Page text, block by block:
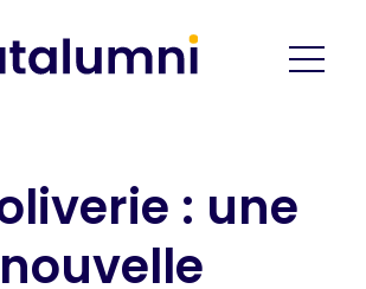
: une
nouvelle